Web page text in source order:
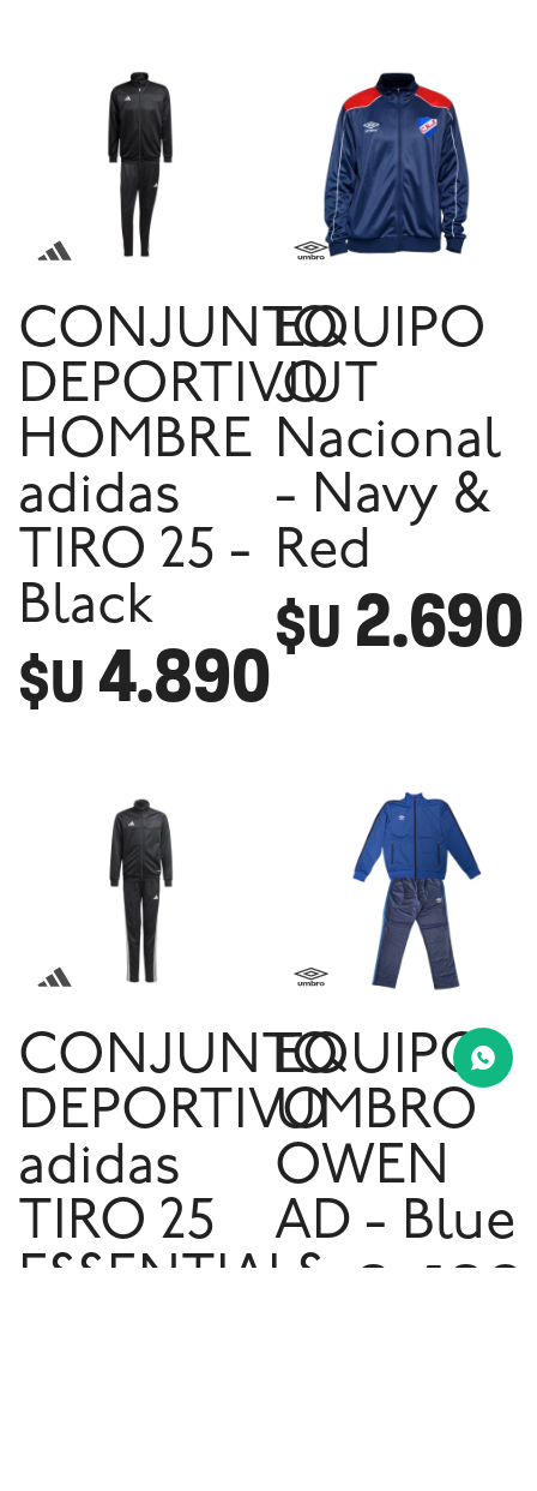
CONJUNTO
DEPORTIVO
HOMBRE
adidas
TIRO 25 -
Black
$U 4.890
EQUIPO
JUT
Nacional
- Navy &
Red
$U 2.690
CONJUNTO
DEPORTIVO
adidas
TIRO 25
ESSENTIALS
EQUIPO
UMBRO
OWEN
AD - Blue
2.490